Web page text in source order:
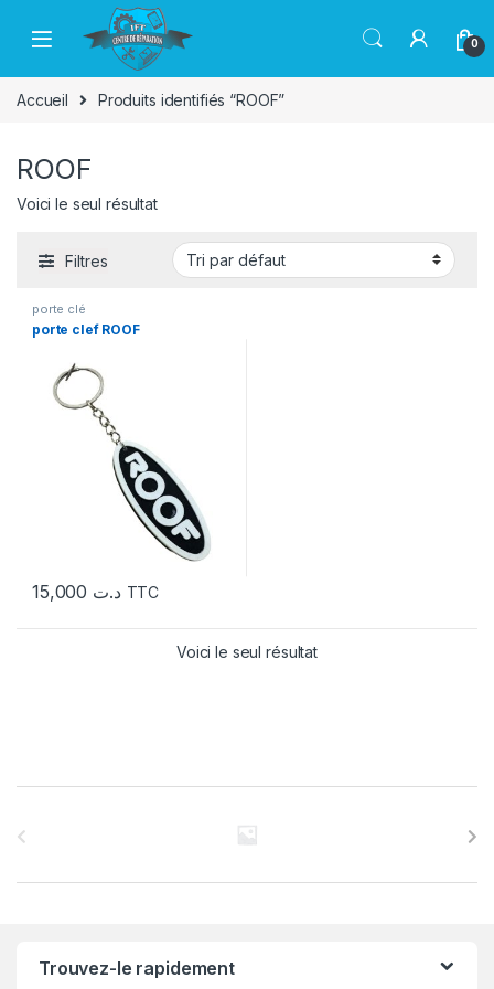
Passer à la navigation
Aller au contenu
0
Accueil Produits identifiés “ROOF”
ROOF
Voici le seul résultat
Filtres
porte clé
porte clef ROOF
د.ت TTC
Voici le seul résultat
Trouvez-le rapidement